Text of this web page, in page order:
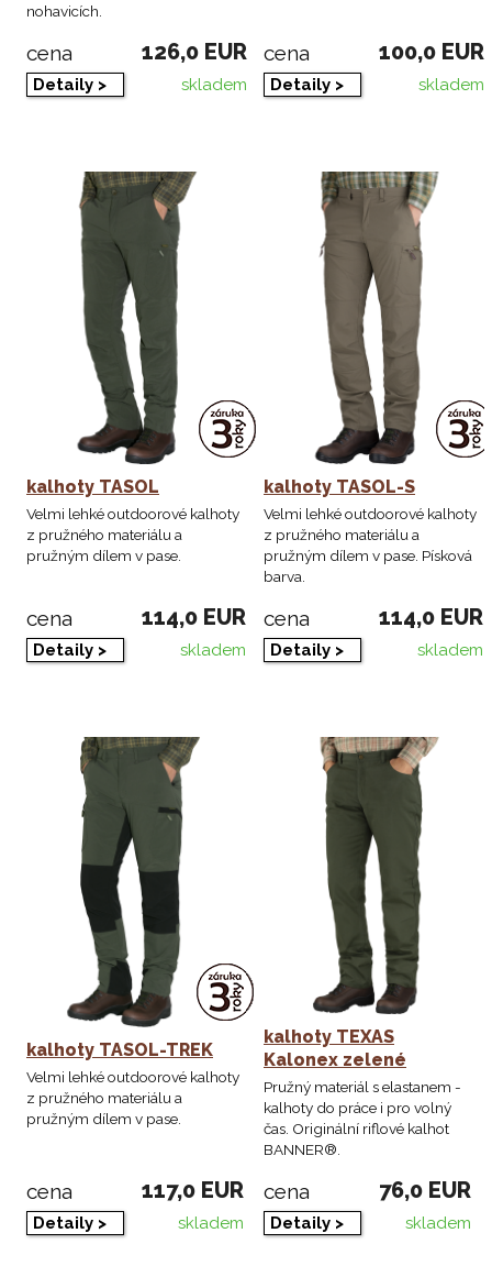
nohavicích.
cena 126,0 EUR
Detaily > skladem
cena 100,0 EUR
Detaily > skladem
kalhoty TASOL
Velmi lehké outdoorové kalhoty
z pružného materiálu a
pružným dílem v pase.
cena 114,0 EUR
Detaily > skladem
kalhoty TASOL-S
Velmi lehké outdoorové kalhoty
z pružného materiálu a
pružným dílem v pase. Písková
barva.
cena 114,0 EUR
Detaily > skladem
kalhoty TASOL-TREK
Velmi lehké outdoorové kalhoty
z pružného materiálu a
pružným dílem v pase.
cena 117,0 EUR
Detaily > skladem
kalhoty TEXAS
Kalonex zelené
Pružný materiál s elastanem -
kalhoty do práce i pro volný
čas. Originální riflové kalhot
BANNER®.
cena 76,0 EUR
Detaily > skladem